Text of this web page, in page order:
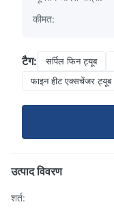
कीमत:
टैग: सर्पिल फिन ट्यूब
फाइन हीट एक्सचेंजर ट्यूब
उत्पाद विवरण
शर्त: